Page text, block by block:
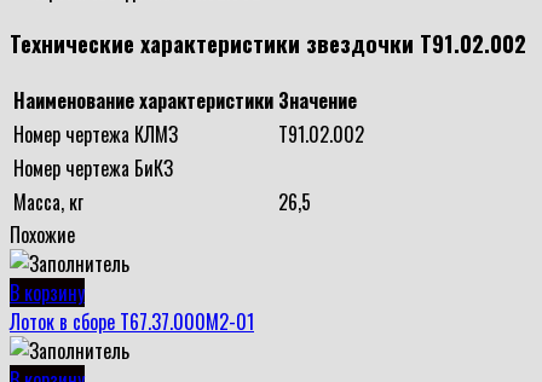
Технические характеристики звездочки Т91.02.002
Наименование характеристики Значение
Номер чертежа КЛМЗ
Т91.02.002
Номер чертежа БиКЗ
Масса, кг
26,5
Похожие
В корзину
Лоток в сборе Т67.37.000М2-01